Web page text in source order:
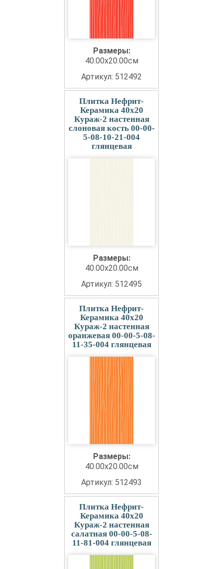
Размеры:
40.00x20.00см
Артикул: 512492
Плитка Нефрит-
Керамика 40x20
Кураж-2 настенная
слоновая кость 00-00-
5-08-10-21-004
глянцевая
Размеры:
40.00x20.00см
Артикул: 512495
Плитка Нефрит-
Керамика 40x20
Кураж-2 настенная
оранжевая 00-00-5-08-
11-35-004 глянцевая
Размеры:
40.00x20.00см
Артикул: 512493
Плитка Нефрит-
Керамика 40x20
Кураж-2 настенная
салатная 00-00-5-08-
11-81-004 глянцевая